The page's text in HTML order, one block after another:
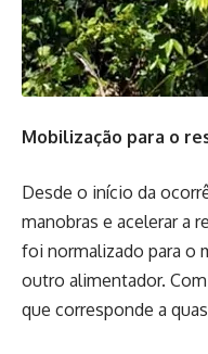
Mobilização para o
Desde o início da
manobras e acelerar a
foi normalizado para o
outro alimentador.
que corresponde a